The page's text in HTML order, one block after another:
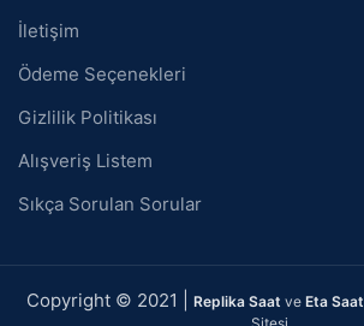
İletişim
Ödeme Seçenekleri
Gizlilik Politikası
Alışveriş Listem
Sıkça Sorulan Sorular
Copyright © 2021 | Replika Saat ve Eta Saat